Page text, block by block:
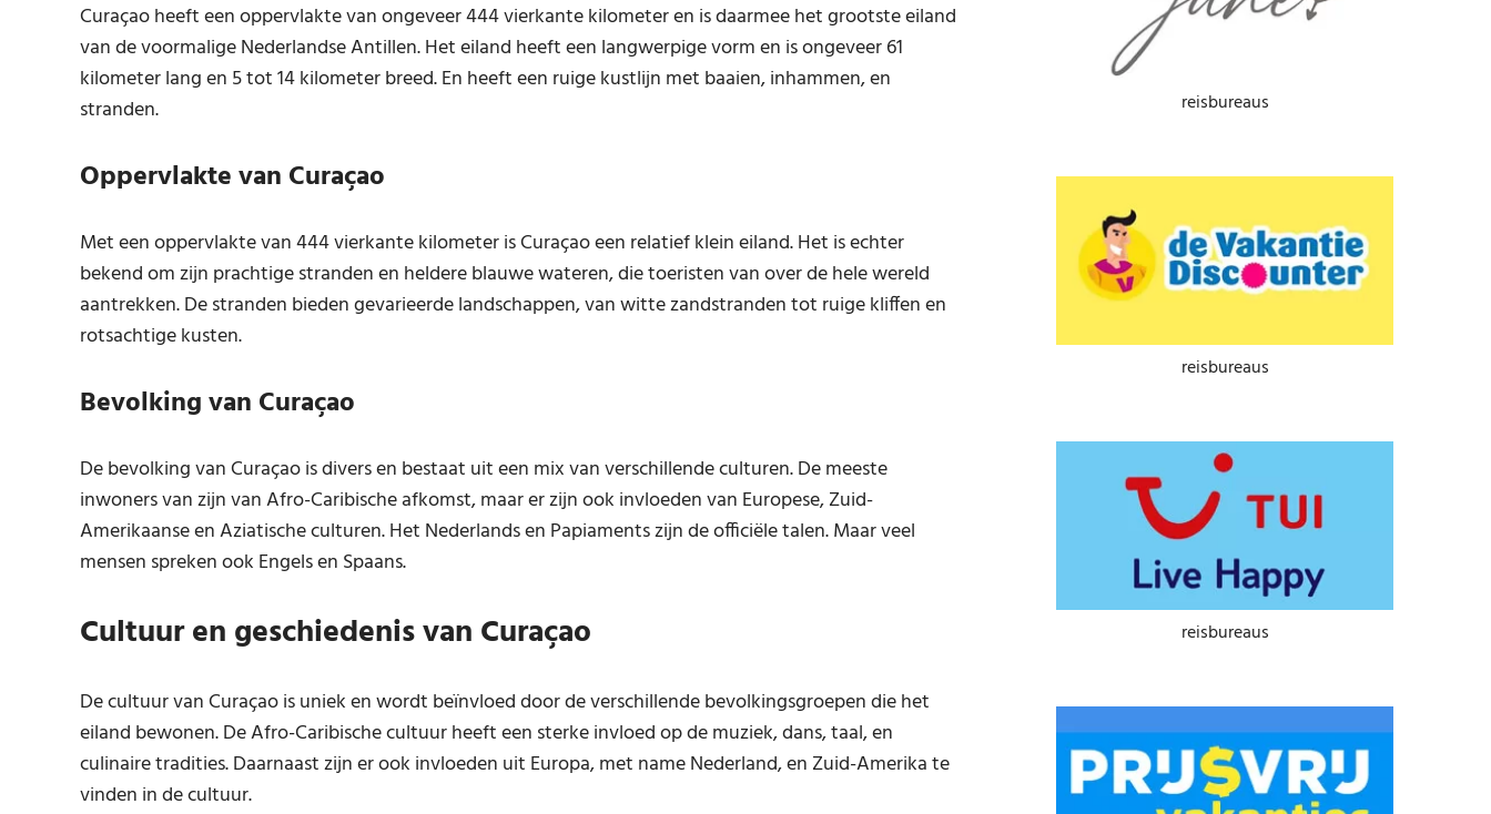
Curaçao heeft een oppervlakte van ongeveer 444 vierkante kilometer en is daarmee het grootste eiland
van de voormalige Nederlandse Antillen. Het eiland heeft een langwerpige vorm en is ongeveer 61
kilometer lang en 5 tot 14 kilometer breed. En heeft een ruige kustlijn met baaien, inhammen, en
stranden.
Oppervlakte van Curaçao
Met een oppervlakte van 444 vierkante kilometer is Curaçao een relatief klein eiland. Het is echter
bekend om zijn prachtige stranden en heldere blauwe wateren, die toeristen van over de hele wereld
aantrekken. De stranden bieden gevarieerde landschappen, van witte zandstranden tot ruige kliffen en
rotsachtige kusten.
Bevolking van Curaçao
De bevolking van Curaçao is divers en bestaat uit een mix van verschillende culturen. De meeste
inwoners van zijn van Afro-Caribische afkomst, maar er zijn ook invloeden van Europese, Zuid-
Amerikaanse en Aziatische culturen. Het Nederlands en Papiaments zijn de officiële talen. Maar veel
mensen spreken ook Engels en Spaans.
Cultuur en geschiedenis van Curaçao
De cultuur van Curaçao is uniek en wordt beïnvloed door de verschillende bevolkingsgroepen die het
eiland bewonen. De Afro-Caribische cultuur heeft een sterke invloed op de muziek, dans, taal, en
culinaire tradities. Daarnaast zijn er ook invloeden uit Europa, met name Nederland, en Zuid-Amerika te
vinden in de cultuur.
reisbureaus
reisbureaus
reisbureaus